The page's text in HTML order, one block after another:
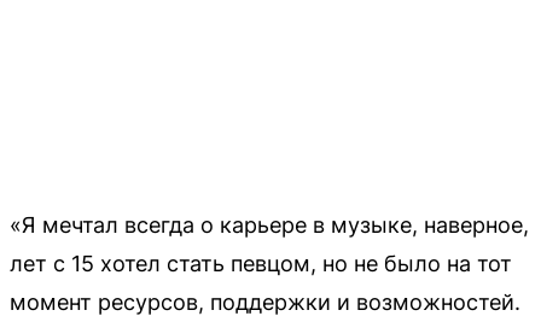
«Я мечтал всегда о карьере в музыке, наверное,
лет с 15 хотел стать певцом, но не было на тот
момент ресурсов, поддержки и возможностей.